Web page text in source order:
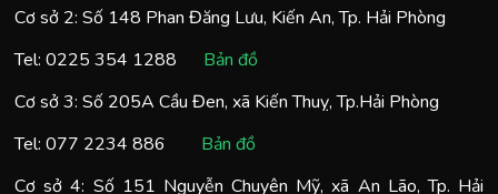
Cơ sở 2: Số 148 Phan Đăng Lưu, Kiến An, Tp. Hải Phòng
Tel: 0225 354 1288
Bản đồ
Cơ sở 3: Số 205A Cầu Đen, xã Kiến Thuỵ, Tp.Hải Phòng
Tel: 077 2234 886
Bản đồ
Cơ sở 4: Số 151 Nguyễn Chuyên Mỹ, xã An Lão, Tp. Hải